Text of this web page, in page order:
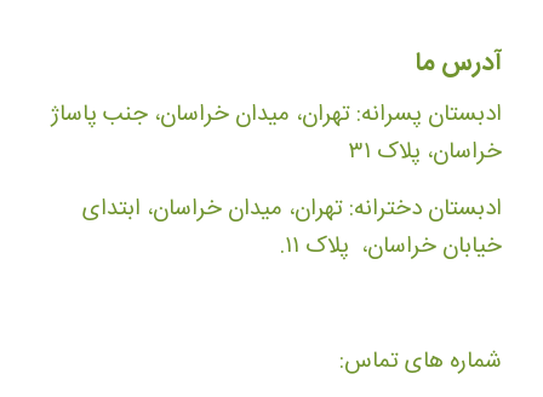
آدرس ما
ادبستان پسرانه: تهران، میدان خراسان، جنب پاساژ
خراسان، پلاک ۳۱
ادبستان دخترانه: تهران، میدان خراسان، ابتدای
خیابان خراسان، پلاک ۱۱.
شماره های تماس: